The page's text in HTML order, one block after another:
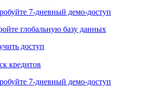
7-дневный демо-доступ
глобальную базу данных
доступ
кредитов
7-дневный демо-доступ